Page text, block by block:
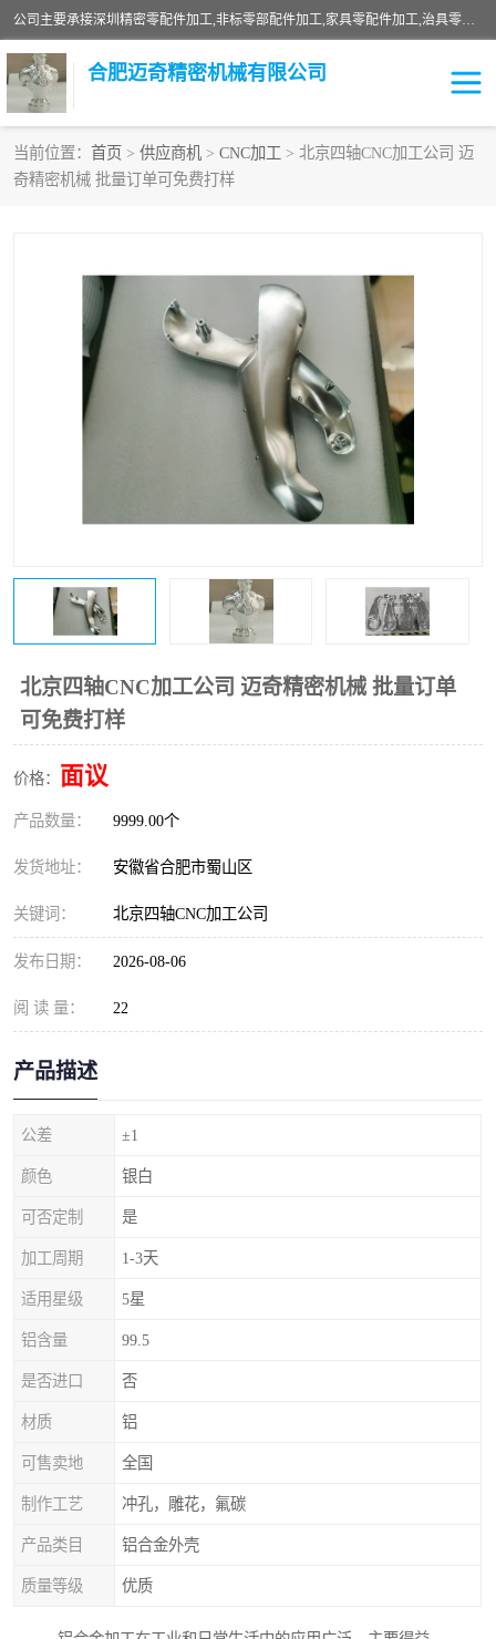
公司主要承接深圳精密零配件加工,非标零部配件加工,家具零配件加工,治具零配件加工,安徽精密零配件加工等各种各种精密机械加工，欢迎来来电咨询！
合肥迈奇精密机械有限公司
当前位置： 首页 > 供应商机 > CNC加工 > 北京四轴CNC加工公司 迈
奇精密机械 批量订单可免费打样
北京四轴CNC加工公司 迈奇精密机械 批量订单
可免费打样
价格： 面议
产品数量： 9999.00个
发货地址： 安徽省合肥市蜀山区
关键词： 北京四轴CNC加工公司
发布日期： 2026-08-06
阅 读 量： 22
产品描述
公差 ±1
颜色 银白
可否定制 是
加工周期 1-3天
适用星级 5星
铝含量 99.5
是否进口 否
材质 铝
可售卖地 全国
制作工艺 冲孔，雕花，氟碳
产品类目 铝合金外壳
质量等级 优质
铣床加工
家具零配件加工 数控精密机加工
零部件机加工 机床零件加工
CNC加工 数控机床加工